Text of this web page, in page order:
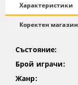
Характеристики
Коректен магазин
Състояние:
Брой играчи:
Жанр: